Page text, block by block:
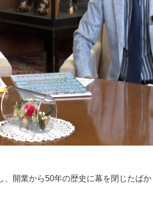
開業から50年の歴史に幕を閉じたば